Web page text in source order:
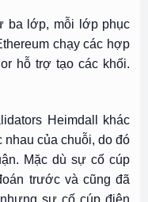
ba lớp, mỗi lớp phục
chạy các hợp
hỗ trợ tạo các khối.
Heimdall khác
nhau của chuỗi, do đó
Mặc dù sự cố cúp
trước ​​và cũng đã